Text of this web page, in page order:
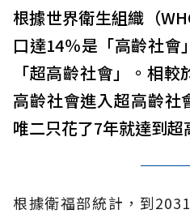
根據世界衛生組織（
口達14％是「高齡社會
「超高齡社會」。相
高齡社會進入超高齡社
唯二只花了7年就達到超
根據衛福部統計，到